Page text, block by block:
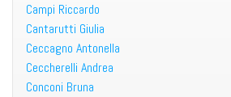
Campi Riccardo
Cantarutti Giulia
Ceccagno Antonella
Ceccherelli Andrea
Conconi Bruna